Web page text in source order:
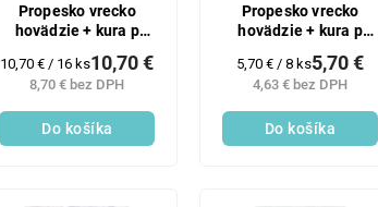
Propesko vrecko
hovädzie + kura p
8,70 € bez DPH
10,70 €
Jednotková
cena:
10,70 € / 16 ks
Do košíka
Propesko vrecko
hovädzie + kura p
4,63 € bez DPH
5,70 €
Jednotková
cena:
5,70 € / 8 ks
Do košíka